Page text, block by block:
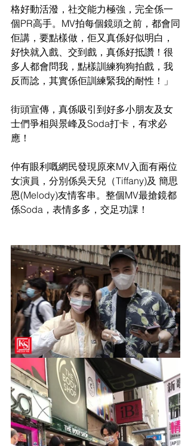
格好動活潑，社交能力極強，完全係一
個PR高手。MV拍每個鏡頭之前，都會同
佢講，要點樣做，佢又真係好似明白，
好快就入戲、交到戲，真係好抵讚！很
多人都會問我，點樣訓練狗狗拍戲，我
反而諗，其實係佢訓練緊我的耐性！」
街頭宣傳，真係吸引到好多小朋友及女
士們爭相與景峰及Soda打卡，有求必
應！
仲有眼利嘅網民發現原來MV入面有兩位
女演員，分別係吳天兒（Tiffany)及 簡思
恩(Melody)友情客串。整個MV最搶鏡都
係Soda，表情多多，交足功課！